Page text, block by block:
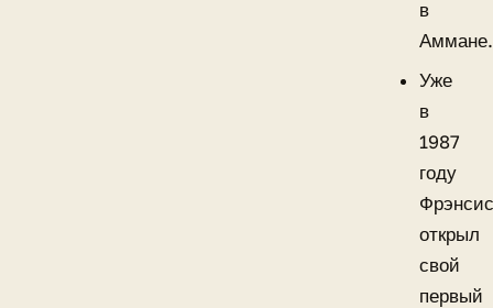
в
Аммане.
Уже
в
1987
году
открыл
свой
первый